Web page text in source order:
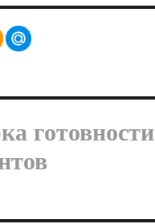
готовности